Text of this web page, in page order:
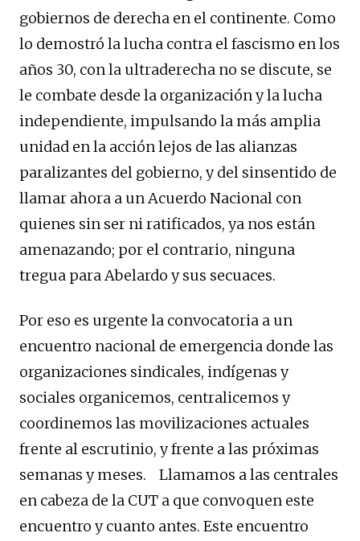
gobiernos de derecha en el continente. Como
lo demostró la lucha contra el fascismo en los
años 30, con la ultraderecha no se discute, se
le combate desde la organización y la lucha
independiente, impulsando la más amplia
unidad en la acción lejos de las alianzas
paralizantes del gobierno, y del sinsentido de
llamar ahora a un Acuerdo Nacional con
quienes sin ser ni ratificados, ya nos están
amenazando; por el contrario, ninguna
tregua para Abelardo y sus secuaces.
Por eso es urgente la convocatoria a un
encuentro nacional de emergencia donde las
organizaciones sindicales, indígenas y
sociales organicemos, centralicemos y
coordinemos las movilizaciones actuales
frente al escrutinio, y frente a las próximas
semanas y meses. Llamamos a las centrales
en cabeza de la CUT a que convoquen este
encuentro y cuanto antes. Este encuentro